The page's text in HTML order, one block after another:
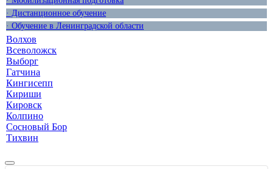
· Дистанционное обучение
· Обучение в Ленинградской области
Волхов
Всеволожск
Выборг
Гатчина
Кингисепп
Кириши
Кировск
Колпино
Сосновый Бор
Тихвин